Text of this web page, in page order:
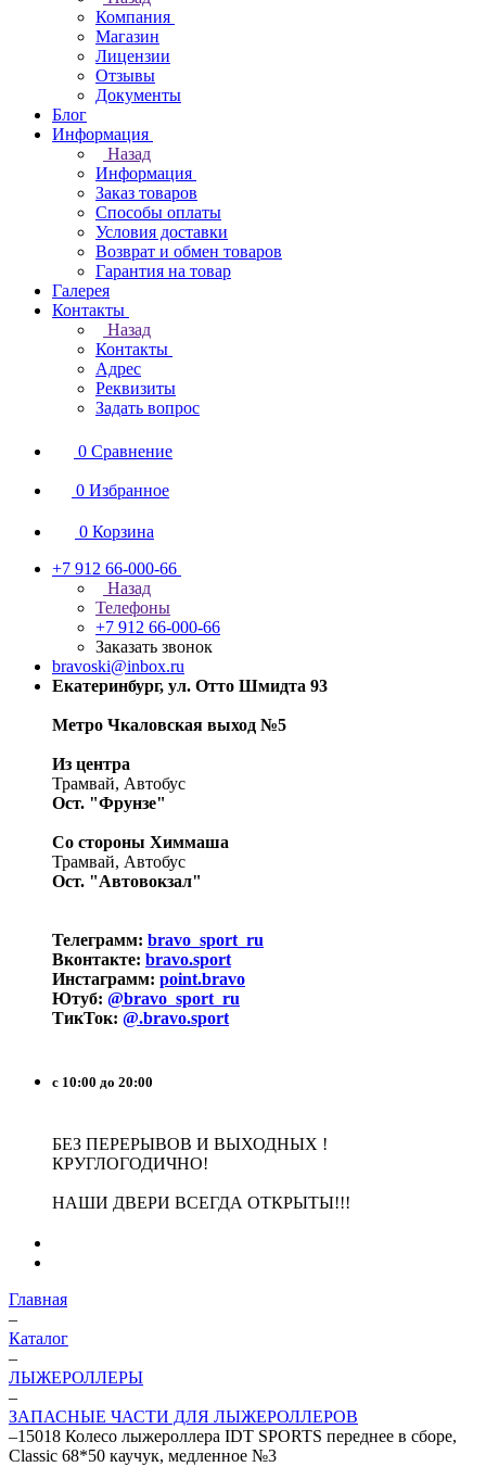
Компания
Магазин
Лицензии
Отзывы
Документы
Блог
Информация
Назад
Информация
Заказ товаров
Способы оплаты
Условия доставки
Возврат и обмен товаров
Гарантия на товар
Галерея
Контакты
Назад
Контакты
Адрес
Реквизиты
Задать вопрос
0 Сравнение
0 Избранное
0 Корзина
+7 912 66-000-66
Назад
Телефоны
+7 912 66-000-66
Заказать звонок
bravoski@inbox.ru
Екатеринбург, ул. Отто Шмидта 93
Метро Чкаловская выход №5
Из центра
Трамвай, Автобус
Ост. "Фрунзе"
Со стороны Химмаша
Трамвай, Автобус
Ост. "Автовокзал"
Телеграмм: bravo_sport_ru
Вконтакте: bravo.sport
Инстаграмм: point.bravo
Ютуб: @bravo_sport_ru
ТикТок: @.bravo.sport
с 10:00 до 20:00
БЕЗ ПЕРЕРЫВОВ И ВЫХОДНЫХ !
КРУГЛОГОДИЧНО!
НАШИ ДВЕРИ ВСЕГДА ОТКРЫТЫ!!!
Главная
–
Каталог
–
ЛЫЖЕРОЛЛЕРЫ
–
ЗАПАСНЫЕ ЧАСТИ ДЛЯ ЛЫЖЕРОЛЛЕРОВ
–15018 Колесо лыжероллера IDT SPORTS переднее в сборе,
Classic 68*50 каучук, медленное №3